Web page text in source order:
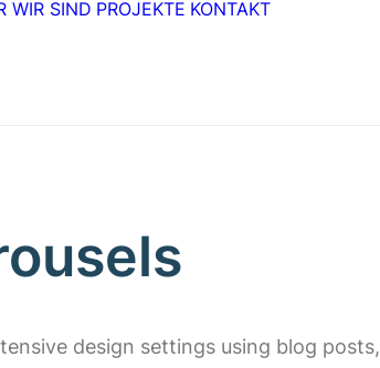
WIR SIND PROJEKTE KONTAKT
design settings using blog posts,